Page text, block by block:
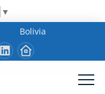
▼
Bolivia